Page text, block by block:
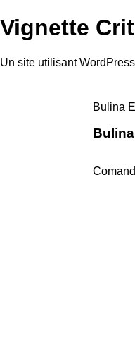
Vignette
Un site utilisant WordPress
Bulina